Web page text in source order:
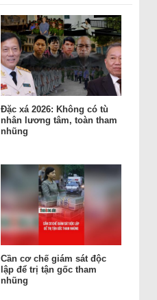
Đặc xá 2026: Không có tù
nhân lương tâm, toàn tham
nhũng
Cần cơ chế giám sát độc
lập để trị tận gốc tham
nhũng